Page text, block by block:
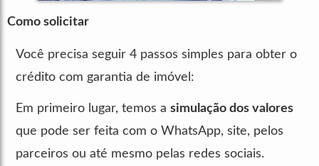
Como solicitar
Você precisa seguir 4 passos simples para obter o
crédito com garantia de imóvel:
Em primeiro lugar, temos a simulação dos valores
que pode ser feita com o WhatsApp, site, pelos
parceiros ou até mesmo pelas redes sociais.